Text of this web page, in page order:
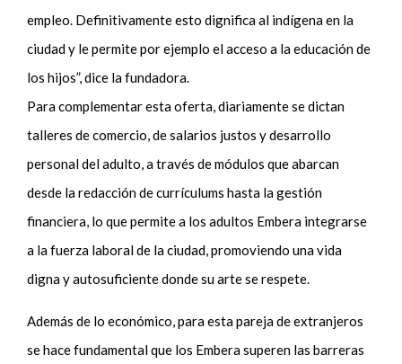
empleo. Definitivamente esto dignifica al indígena en la
ciudad y le permite por ejemplo el acceso a la educación de
los hijos”, dice la fundadora.
Para complementar esta oferta, diariamente se dictan
talleres de comercio, de salarios justos y desarrollo
personal del adulto, a través de módulos que abarcan
desde la redacción de currículums hasta la gestión
financiera, lo que permite a los adultos Embera integrarse
a la fuerza laboral de la ciudad, promoviendo una vida
digna y autosuficiente donde su arte se respete.
Además de lo económico, para esta pareja de extranjeros
se hace fundamental que los Embera superen las barreras